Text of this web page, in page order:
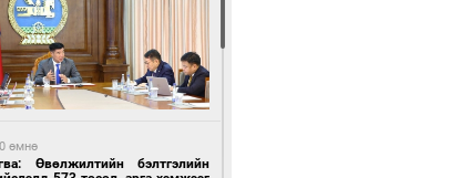
өмнө өмнө
Зүүн Азийн эрэгтэйчүүдийн
тэмцээнд оролцож байгаа баг
хүслээ
өмнө
Өвөлжилтийн бэлтгэлийн